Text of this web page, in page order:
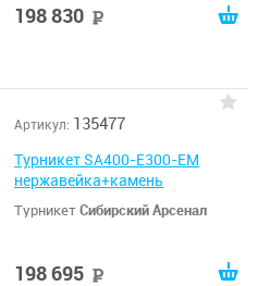
198 830
Артикул: 135477
Турникет SA400-E300-EM
нержавейка+камень
ТурникетСибирский Арсенал
198 695